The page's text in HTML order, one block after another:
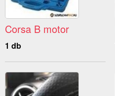
Corsa B motor
1 db